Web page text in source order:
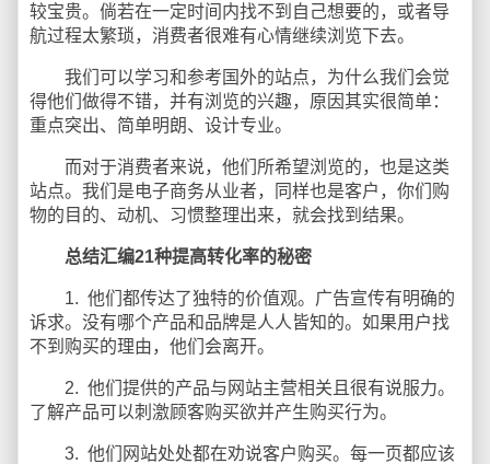
较宝贵。倘若在一定时间内找不到自己想要的，或者导
航过程太繁琐，消费者很难有心情继续浏览下去。
我们可以学习和参考国外的站点，为什么我们会觉
得他们做得不错，并有浏览的兴趣，原因其实很简单：
重点突出、简单明朗、设计专业。
而对于消费者来说，他们所希望浏览的，也是这类
站点。我们是电子商务从业者，同样也是客户，你们购
物的目的、动机、习惯整理出来，就会找到结果。
总结汇编21种提高转化率的秘密
1. 他们都传达了独特的价值观。广告宣传有明确的
诉求。没有哪个产品和品牌是人人皆知的。如果用户找
不到购买的理由，他们会离开。
2. 他们提供的产品与网站主营相关且很有说服力。
了解产品可以刺激顾客购买欲并产生购买行为。
3. 他们网站处处都在劝说客户购买。每一页都应该